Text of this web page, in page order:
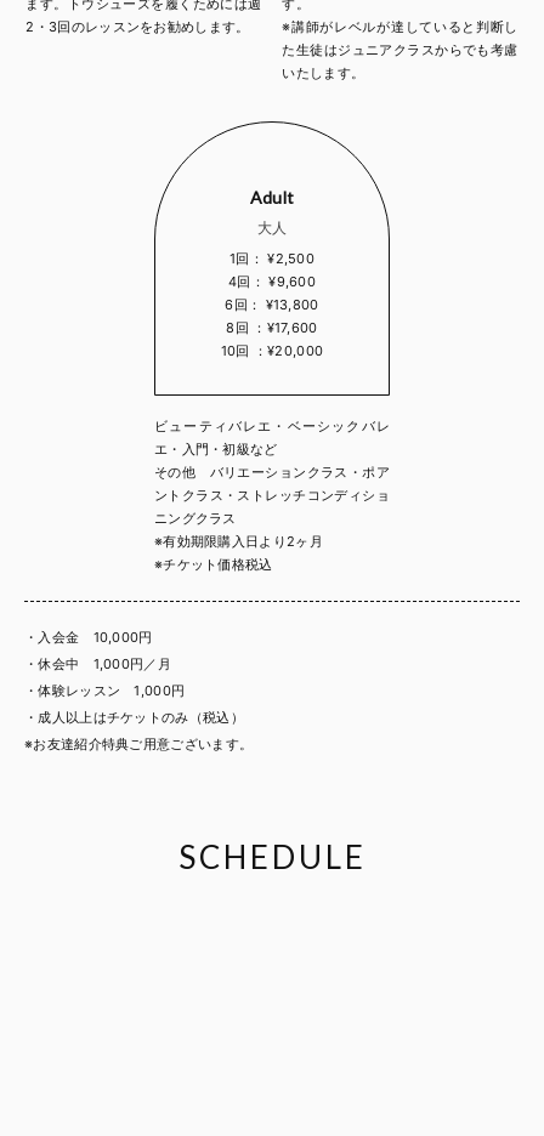
ます。トウシューズを履くためには週
2・3回のレッスンをお勧めします。
す。
※講師がレベルが達していると判断し
た生徒はジュニアクラスからでも考慮
いたします。
Adult
大人
1回： ¥2,500
4回： ¥9,600
6回： ¥13,800
8回 ：¥17,600
10回 ：¥20,000
ビューティバレエ・ベーシックバレ
エ・入門・初級など
その他 バリエーションクラス・ポア
ントクラス・ストレッチコンディショ
ニングクラス
※有効期限購入日より2ヶ月
※チケット価格税込
・入会金 10,000円
・休会中 1,000円／月
・体験レッスン 1,000円
・成人以上はチケットのみ（税込）
※お友達紹介特典ご用意ございます。
SCHEDULE